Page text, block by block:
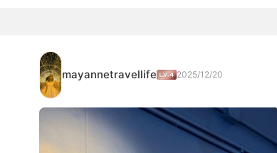
mayannetravellife 2025/12/20